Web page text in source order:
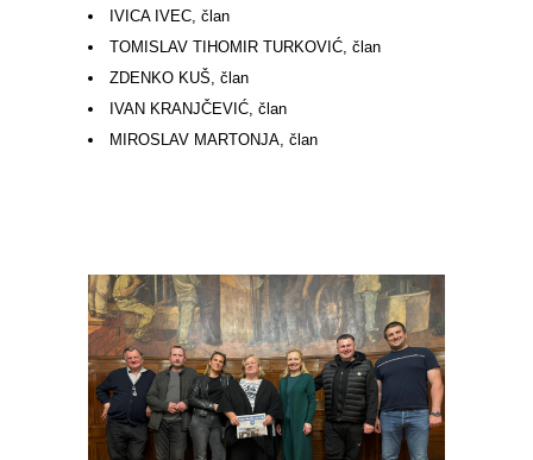
IVICA IVEC, član
TOMISLAV TIHOMIR TURKOVIĆ, član
ZDENKO KUŠ, član
IVAN KRANJČEVIĆ, član
MIROSLAV MARTONJA, član